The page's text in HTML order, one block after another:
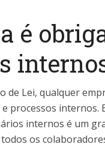
é
de Lei, qualquer
processos
internos é um
os